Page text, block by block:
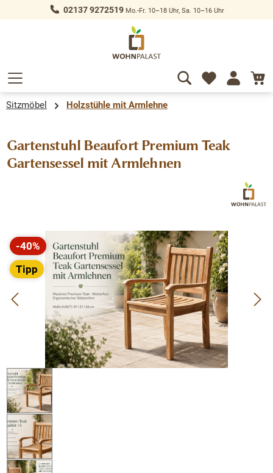
springen 02137 9272519Mo.-Fr. 10–18 Uhr, Sa. 10–16 Uhr
Sitzmöbel Holzstühle mit Armlehne
Gartenstuhl Beaufort Premium Teak
Gartensessel mit Armlehnen
Bildergalerie überspringen
-40%
Rabatt
Tipp